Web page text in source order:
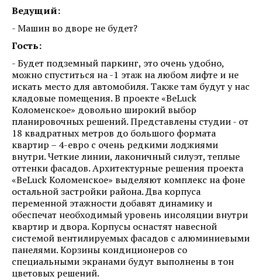
Ведущий:
- Машин во дворе не будет?
Гость:
- Будет подземный паркинг, это очень удобно,
можно спуститься на -1 этаж на любом лифте и не
искать место для автомобиля. Также там будут у нас
кладовые помещения. В проекте «BeLuck
Коломенское» довольно широкий выбор
планировочных решений. Представлены студии - от
18 квадратных метров до большого формата
квартир – 4-евро с очень редкими лоджиями
внутри. Четкие линии, лаконичный силуэт, теплые
оттенки фасадов. Архитектурные решения проекта
«BeLuck Коломенское» выделяют комплекс на фоне
остальной застройки района. Два корпуса
переменной этажности добавят динамику и
обеспечат необходимый уровень инсоляции внутри
квартир и двора. Корпусы оснастят навесной
системой вентилируемых фасадов с алюминиевыми
панелями. Корзины кондиционеров со
специальными экранами будут выполнены в тон
цветовых решений.